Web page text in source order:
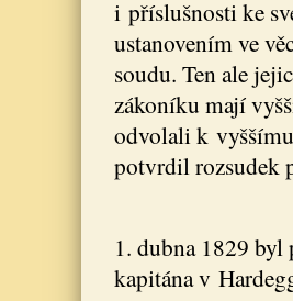
i příslušnosti ke
ustanovením ve
soudu. Ten ale
zákoníku mají
odvolali k
potvrdil rozsudek
1. dubna 1829
kapitána v